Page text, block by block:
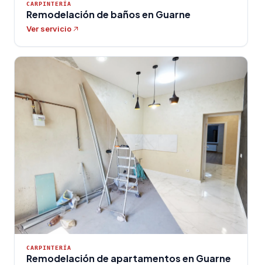
CARPINTERÍA
Remodelación de baños en Guarne
Ver servicio
CARPINTERÍA
Remodelación de apartamentos en Guarne